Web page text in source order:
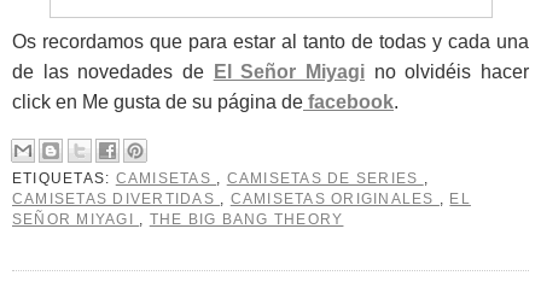
Os recordamos que para estar al tanto de todas y cada una
de las novedades de
El Señor Miyagi no olvidéis hacer
click en Me gusta de su página de facebook.
ETIQUETAS: CAMISETAS , CAMISETAS DE SERIES ,
CAMISETAS DIVERTIDAS , CAMISETAS ORIGINALES , EL
SEÑOR MIYAGI , THE BIG BANG THEORY